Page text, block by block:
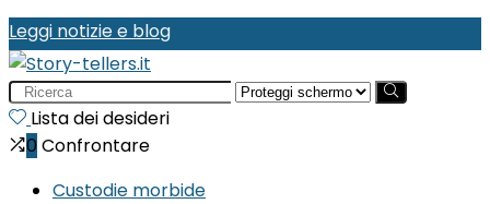
Leggi notizie e blog
Search
for:Lista dei desideri
0 Confrontare
Custodie morbide